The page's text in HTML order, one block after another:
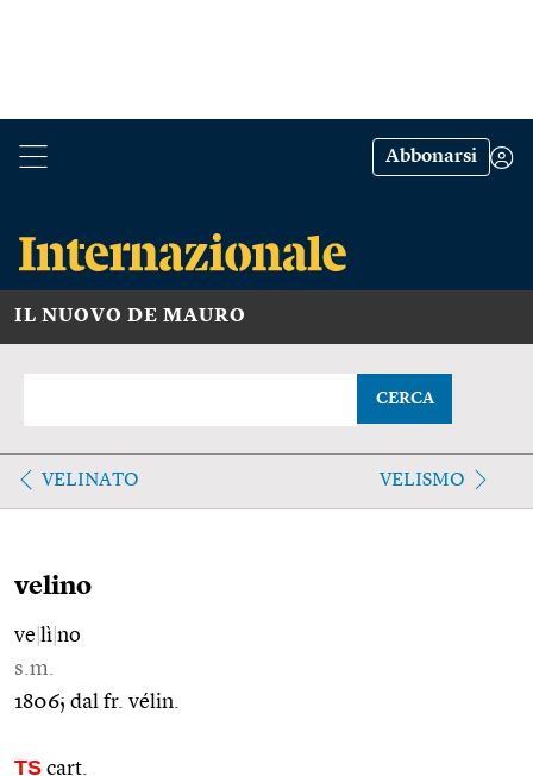
Abbonarsi
IL NUOVO DE MAURO
CERCA
VELINATO VELISMO
velino
ve lì no
s.m.
1806; dal fr. vélin.
TS cart.